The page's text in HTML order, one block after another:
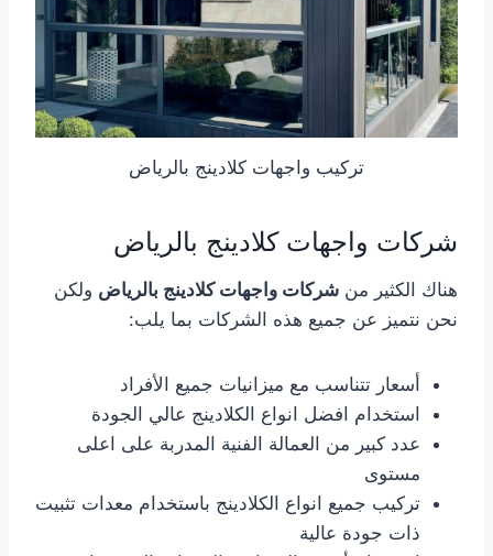
تركيب واجهات كلادينج بالرياض
شركات واجهات كلادينج بالرياض
هناك الكثير من شركات واجهات كلادينج بالرياض ولكن
نحن نتميز عن جميع هذه الشركات بما يلب:
أسعار تتناسب مع ميزانيات جميع الأفراد
استخدام افضل انواع الكلادينج عالي الجودة
عدد كبير من العمالة الفنية المدربة على اعلى
مستوى
تركيب جميع انواع الكلادينج باستخدام معدات تثبيت
ذات جودة عالية